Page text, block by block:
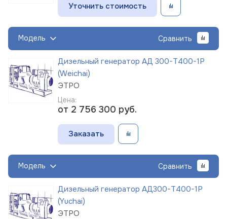
Уточнить стоимость
Модель Сравнить
Дизельный генератор АД 300-Т400-1Р
(Weichai)
ЭТРО
Цена:
от 2 756 300 руб.
Заказать
Модель Сравнить
Дизельный генератор АД300-Т400-1Р
(Yuchai)
ЭТРО